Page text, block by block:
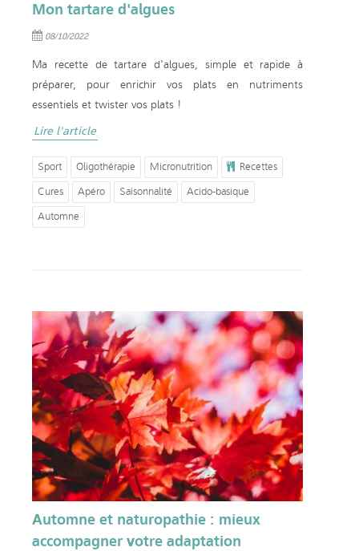
Mon tartare d'algues
08/10/2022
Ma recette de tartare d'algues, simple et rapide à
préparer, pour enrichir vos plats en nutriments
essentiels et twister vos plats !
Lire l'article
Sport Oligothérapie Micronutrition
Recettes
Cures
Apéro Saisonnalité
Acido-basique
Automne
Automne et naturopathie : mieux
accompagner votre adaptation